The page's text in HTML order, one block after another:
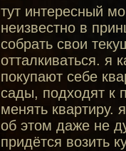
тут интересный
неизвестно в
собрать свои
отталкиваться. я
покупают себе
сады, подходят к
менять квартиру.
об этом даже не
придётся возить